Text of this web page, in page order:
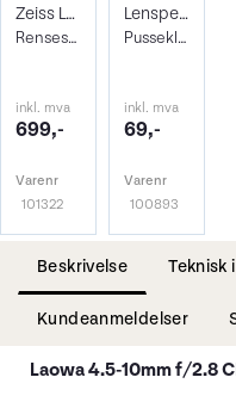
Zeiss Lens Cleaning Kit
Rensesett for objektiv og kamera
inkl. mva
699,-
Varenr
101322
Lenspen Photo Microklear Cloth
Pusseklut i microfiber
inkl. mva
69,-
Varenr
100893
Beskrivelse Teknisk
Kundeanmeldelser
Laowa 4.5-10mm f/2.8